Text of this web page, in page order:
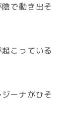
で動き出そ
こっている
ーナがひそ